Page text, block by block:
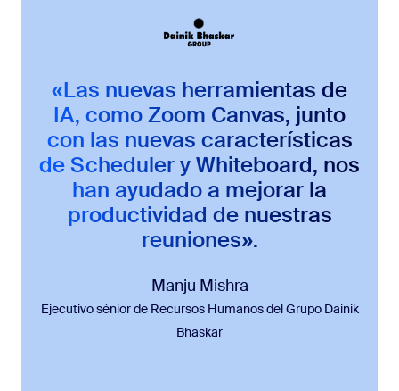
«Las nuevas herramientas de
IA, como Zoom Canvas, junto
con las nuevas características
de Scheduler y Whiteboard, nos
han ayudado a mejorar la
productividad de nuestras
reuniones».
Manju Mishra
Ejecutivo sénior de Recursos Humanos del Grupo Dainik
Bhaskar